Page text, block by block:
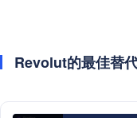
Revolut的最佳替